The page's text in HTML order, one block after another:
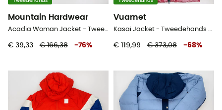
Mountain Hardwear
Acadia Woman Jacket - Tweedehands Regenjas - Dames - Rood - M
€ 39,33 € 166,38 -76%
Vuarnet
Kasai Jacket - Tweedehands Donsjack - Dames - Rood - S
€ 119,99 € 373,08 -68%